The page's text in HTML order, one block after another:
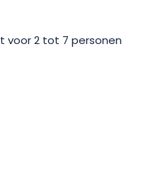
voor 2 tot 7 personen